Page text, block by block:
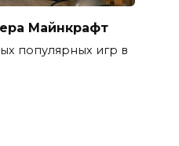
Майнкрафт
популярных игр в